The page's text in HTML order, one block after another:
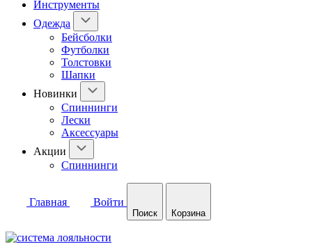
Инструменты
Одежда
Бейсболки
Футболки
Толстовки
Шапки
Новинки
Спиннинги
Лески
Аксессуары
Акции
Спиннинги
Главная Войти
Поиск Корзина